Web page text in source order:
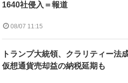
1640社侵入＝報道
08/07 11:15
トランプ大統領、クラリティー法
仮想通貨売却益の納税延期も